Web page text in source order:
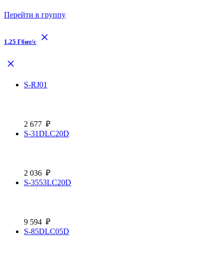
Перейти в группу
1.25 Гбит/с
S-RJ01
2 677 ₽
S-31DLC20D
2 036 ₽
S-3553LC20D
9 594 ₽
S-85DLC05D